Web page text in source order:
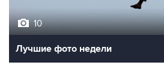
10
Лучшие фото недели